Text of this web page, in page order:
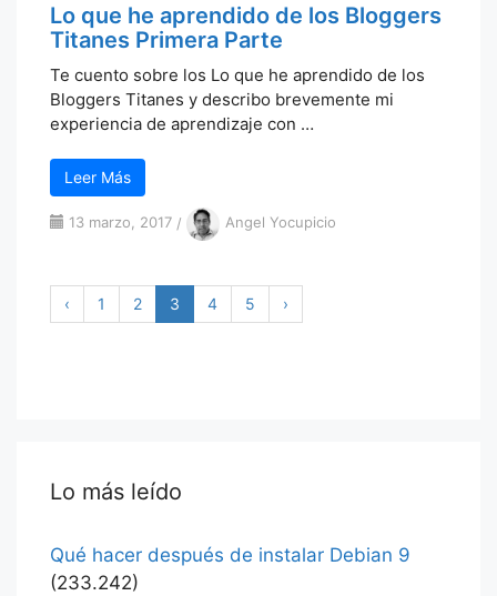
Lo que he aprendido de los Bloggers
Titanes Primera Parte
Te cuento sobre los Lo que he aprendido de los
Bloggers Titanes y describo brevemente mi
experiencia de aprendizaje con …
Leer Más
13 marzo, 2017 / Angel Yocupicio
‹ 1 2 3 4 5 ›
Lo más leído
Qué hacer después de instalar Debian 9
(233.242)